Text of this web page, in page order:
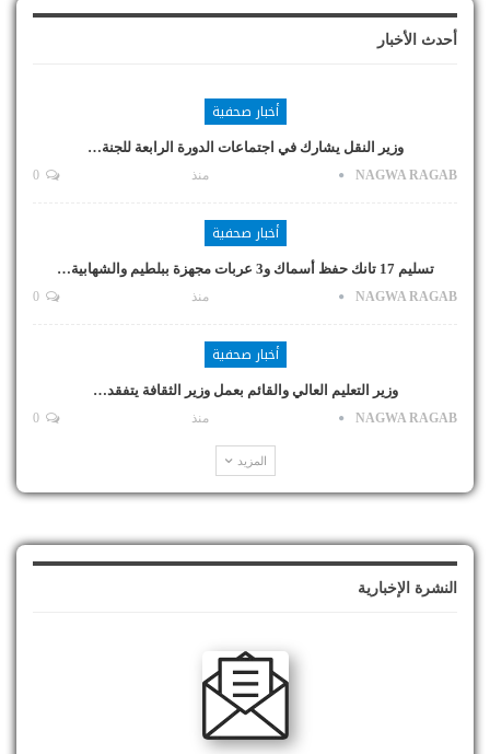
أحدث الأخبار
أخبار صحفية
وزير النقل يشارك في اجتماعات الدورة الرابعة للجنة…
NAGWA RAGAB منذ
أخبار صحفية
تسليم 17 تانك حفظ أسماك و3 عربات مجهزة ببلطيم والشهابية…
NAGWA RAGAB منذ
أخبار صحفية
وزير التعليم العالي والقائم بعمل وزير الثقافة يتفقد…
NAGWA RAGAB منذ
المزيد
النشرة الإخبارية